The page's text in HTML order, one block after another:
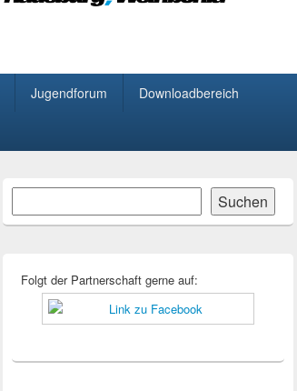
Jugendforum Downloadbereich
Primärer
Widgetbereich
Suchen
Folgt der Partnerschaft gerne auf: